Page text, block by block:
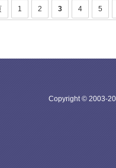
1 2 3 4 5
Copyright © 2003-